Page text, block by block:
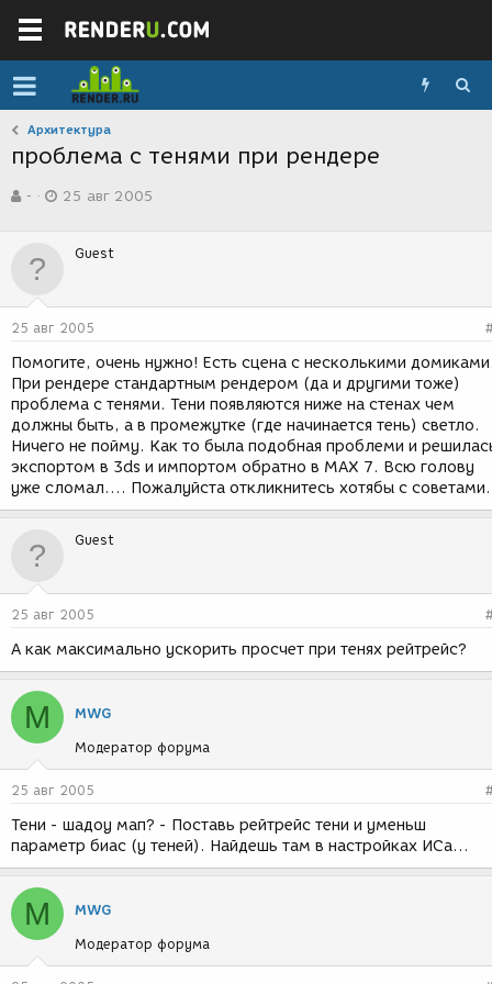
Архитектура
проблема с тенями при рендере
в
р
м
-
а
д
н
и
я
25 авг 2005
Guest
25 авг 2005
Помогите, очень нужно! Есть сцена с несколькими
При рендере стандартным рендером (да и другими тоже)
проблема с тенями. Тени появляются ниже на стенах чем
должны быть, а в промежутке (где начинается тень) светло.
Ничего не пойму. Как то была подобная проблеми и
экспортом в 3ds и импортом обратно в MAX 7. Всю голову
уже сломал.... Пожалуйста откликнитесь хотябы с советами.
Guest
25 авг 2005
А как максимально ускорить просчет при тенях рейтрейс?
M MWG
Модератор форума
25 авг 2005
Тени - шадоу мап? - Поставь рейтрейс тени и уменьш
параметр биас (у теней). Найдешь там в настройках ИСа...
M MWG
Модератор форума